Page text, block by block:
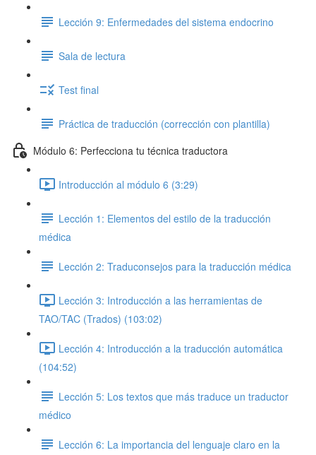
Lección 9: Enfermedades del sistema endocrino
Sala de lectura
Test final
Práctica de traducción (corrección con plantilla)
Módulo 6: Perfecciona tu técnica traductora
Introducción al módulo 6 (3:29)
Lección 1: Elementos del estilo de la traducción
médica
Lección 2: Traduconsejos para la traducción médica
Lección 3: Introducción a las herramientas de
TAO/TAC (Trados) (103:02)
Lección 4: Introducción a la traducción automática
(104:52)
Lección 5: Los textos que más traduce un traductor
médico
Lección 6: La importancia del lenguaje claro en la